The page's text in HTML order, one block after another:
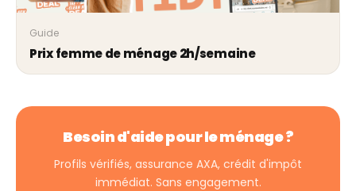
Guide
Prix femme de ménage 2h/semaine
Besoin d'aide pour le ménage ?
Profils vérifiés, assurance AXA, crédit d'impôt
immédiat. Sans engagement.